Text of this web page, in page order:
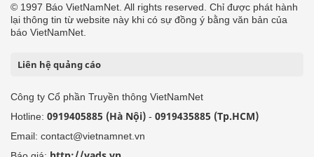
© 1997 Báo VietNamNet. All rights reserved. Chỉ được phát hành
lại thông tin từ website này khi có sự đồng ý bằng văn bản của
báo VietNamNet.
Liên hệ quảng cáo
Công ty Cổ phần Truyền thông VietNamNet
Hotline: 0919405885 (Hà Nội) - 0919435885 (Tp.HCM)
Email: contact@vietnamnet.vn